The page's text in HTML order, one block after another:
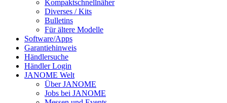
Kompaktschnellnäher
Diverses / Kits
Bulletins
Für ältere Modelle
Software/Apps
Garantiehinweis
Händlersuche
Händler Login
JANOME Welt
Über JANOME
Jobs bei JANOME